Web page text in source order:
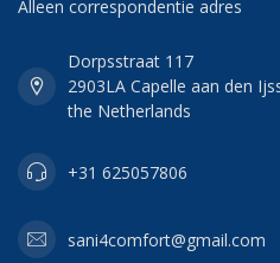
Alleen correspondentie adres
Dorpsstraat 117
2903LA Capelle aan den
the Netherlands
+31 625057806
sani4comfort@gmail.com